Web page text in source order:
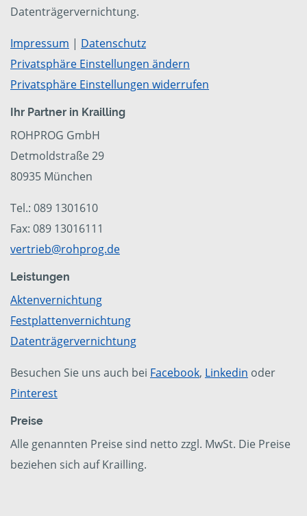
Datenträgervernichtung.
Impressum | Datenschutz
Privatsphäre Einstellungen ändern
Privatsphäre Einstellungen widerrufen
Ihr Partner in Krailling
ROHPROG GmbH
Detmoldstraße 29
80935 München
Tel.: 089 1301610
Fax: 089 13016111
vertrieb@rohprog.de
Leistungen
Aktenvernichtung
Festplattenvernichtung
Datenträgervernichtung
Besuchen Sie uns auch bei Facebook, Linkedin oder
Pinterest
Preise
Alle genannten Preise sind netto zzgl. MwSt. Die Preise
beziehen sich auf Krailling.